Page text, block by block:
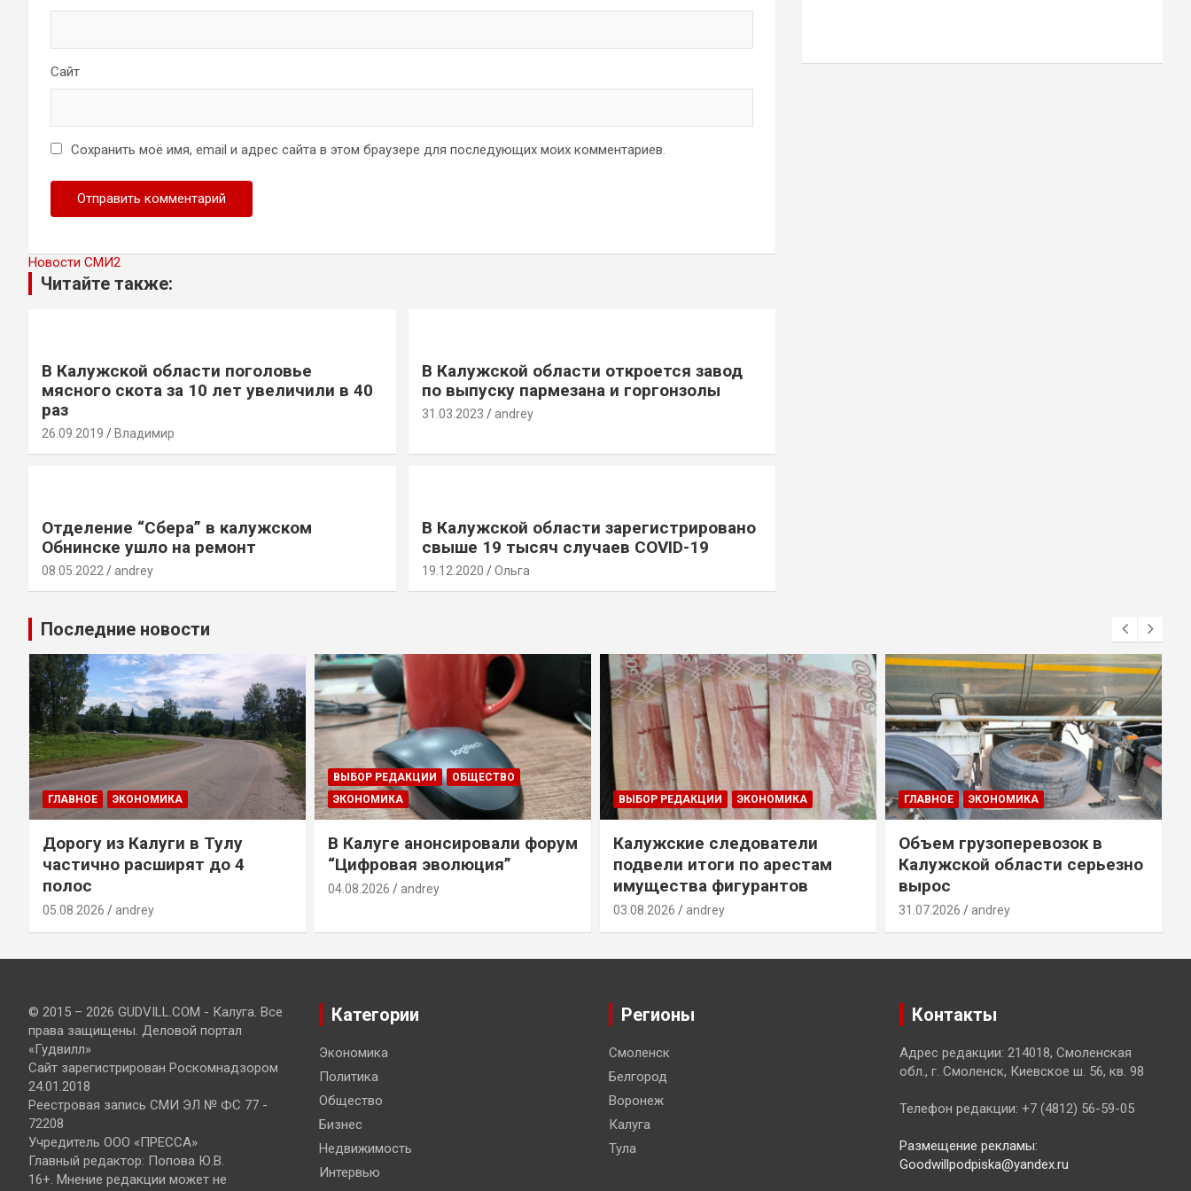
Сайт
Сохранить моё имя, email и адрес сайта в этом браузере для последующих моих комментариев.
Новости СМИ2
Читайте также:
В Калужской области поголовье
мясного скота за 10 лет увеличили в 40
раз
26.09.2019 Владимир
В Калужской области откроется завод
по выпуску пармезана и горгонзолы
31.03.2023 andrey
Отделение “Сбера” в калужском
Обнинске ушло на ремонт
08.05.2022 andrey
В Калужской области зарегистрировано
свыше 19 тысяч случаев COVID-19
19.12.2020 Ольга
Последние новости
ГЛАВНОЕ ЭКОНОМИКА
Дорогу из Калуги в Тулу
частично расширят до 4
полос
05.08.2026 andrey
ВЫБОР РЕДАКЦИИ
ОБЩЕСТВО
ЭКОНОМИКА
В Калуге анонсировали форум
“Цифровая эволюция”
04.08.2026 andrey
ВЫБОР РЕДАКЦИИ ЭКОНОМИКА
Калужские следователи
подвели итоги по арестам
имущества фигурантов
03.08.2026 andrey
ГЛАВНОЕ ЭКОНОМИКА
Объем грузоперевозок в
Калужской области серьезно
вырос
31.07.2026 andrey
© 2015 – 2026 GUDVILL.COM - Калуга. Все
права защищены. Деловой портал
«Гудвилл»
Сайт зарегистрирован Роскомнадзором
24.01.2018
Реестровая запись СМИ ЭЛ № ФС 77 -
72208
Учредитель ООО «ПРЕССА»
Главный редактор: Попова Ю.В.
16+. Мнение редакции может не
Категории
Экономика
Политика
Общество
Бизнес
Недвижимость
Интервью
Регионы
Смоленск
Белгород
Воронеж
Калуга
Тула
Контакты
Адрес редакции: 214018, Смоленская
обл., г. Смоленск, Киевское ш. 56, кв. 98
Телефон редакции: +7 (4812) 56-59-05
Размещение рекламы:
Goodwillpodpiska@yandex.ru